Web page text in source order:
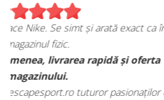
de
Sunt foarte
Am comandat o pereche de
fericita cu modul
Aceștia au toate